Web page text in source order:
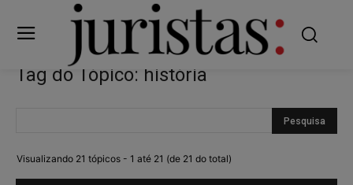
Tag do Tópico: história
Visualizando 21 tópicos - 1 até 21 (de 21 do total)